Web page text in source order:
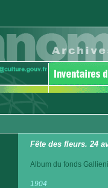
Fête des fleurs. 24
Album du fonds
1904